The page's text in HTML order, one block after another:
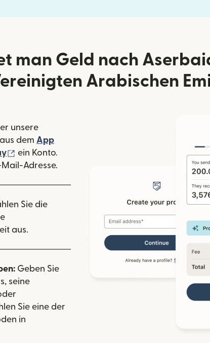
man Geld nach
Arabischen
unsere
Fenster geöffnet)
dem App
geöffnet)
(wird in einem neuen Fenster geöffnet)
ein Konto.
Adresse.
Sie die
aus.
Geben Sie
seine
Sie eine der
in